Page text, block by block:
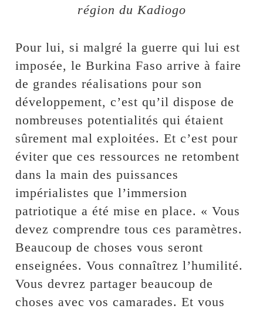
région du Kadiogo
Pour lui, si malgré la guerre qui lui est
imposée, le Burkina Faso arrive à faire
de grandes réalisations pour son
développement, c’est qu’il dispose de
nombreuses potentialités qui étaient
sûrement mal exploitées. Et c’est pour
éviter que ces ressources ne retombent
dans la main des puissances
impérialistes que l’immersion
patriotique a été mise en place. « Vous
devez comprendre tous ces paramètres.
Beaucoup de choses vous seront
enseignées. Vous connaîtrez l’humilité.
Vous devrez partager beaucoup de
choses avec vos camarades. Et vous